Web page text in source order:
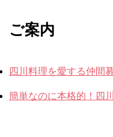
ご案内
四川料理を愛する仲間
簡単なのに本格的！四